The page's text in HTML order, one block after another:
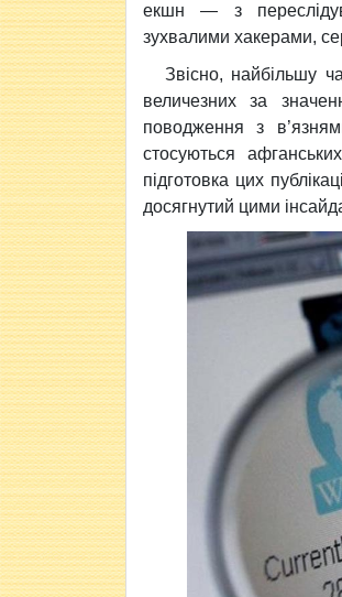
екшн — з
зухвалими хакерами,
Звісно, найбільшу
величезних за
поводження з
стосуються
підготовка цих
досягнутий цими